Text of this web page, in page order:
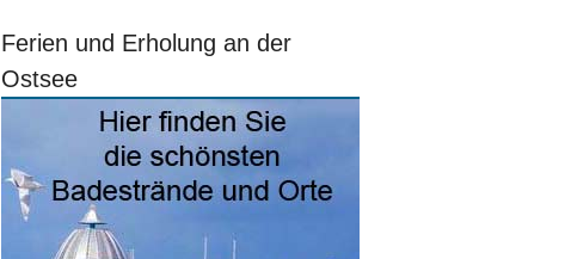
Ferien und Erholung an der
Ostsee